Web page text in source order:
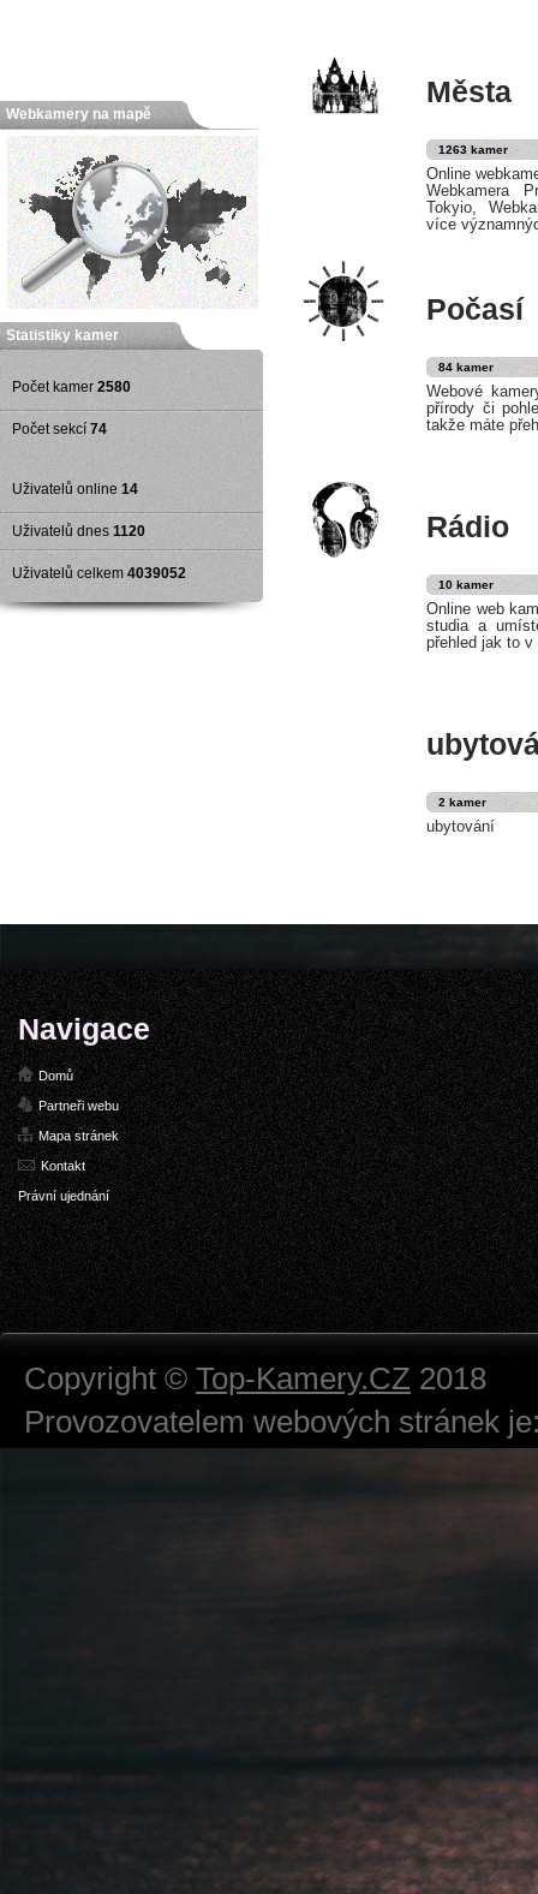
Města
1263 kamer
Online
Webkamera
Tokyio,
více
Počasí
84 kamer
Webové
přírody či
takže máte
Rádio
10 kamer
Online web
studia a
přehled jak to v
2 kamer
ubytování
Webkamery na mapě
Statistiky kamer
Počet kamer 2580
Počet sekcí 74
Uživatelů online 14
Uživatelů dnes 1120
Uživatelů celkem 4039052
Navigace
Domů
Partneři webu
Mapa stránek
Kontakt
Právní ujednání
Copyright © Top-Kamery.CZ 2018
Provozovatelem webových stránek